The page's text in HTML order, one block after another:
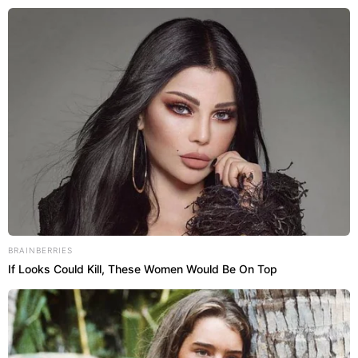
CIDADANIA
Desastre na Bahia: Barragem se
rompe e moradores deixam suas
casas
Vídeo do artigo
BRAINBERRIES
If Looks Could Kill, These Women Would Be On Top